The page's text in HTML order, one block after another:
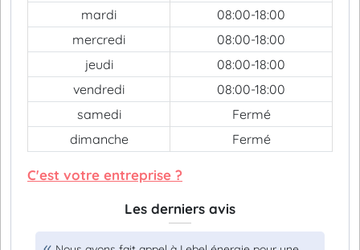
mardi
08:00-18:00
mercredi
08:00-18:00
jeudi
08:00-18:00
vendredi
08:00-18:00
samedi
Fermé
dimanche
Fermé
C'est votre entreprise ?
Les derniers avis